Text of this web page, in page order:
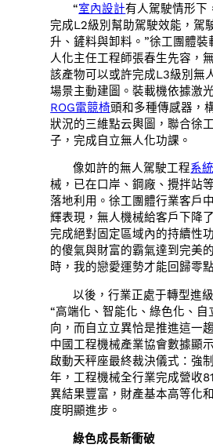
“室內設計有人駕駛情形下
完成L2級別幫助駕駛效能，駕
升、鏟料與卸料。”徐工團體裝
人化主任工程師張春生先容，
該產物可以或許完成L3級別無
場景主動建圖。裝載機依據激
ROG電競椅頭和多種傳感器，
狀況的三維點云輿圖，聯合徐
子，完成自立無人化功課。
像如許的無人駕駛工程系
械，已在口岸、鋼廠、攪拌站
落地利用。徐工團體行業客戶
輝表現，無人機械給客戶下降
完成絕對固定區域內的持續性
的傻氣與財富的霸氣達到完美
時，我的戀愛運勢才能回歸零
以後，行業正處于轉型進
“高端化、智能化、綠色化、自
向，而自立立異恰是推進這一
中國工程機械產業協會數據顯
啟動天秤座最終裁決儀式：強
年，工程機械全行業完成營收
異結果豐富，財產基本高等化
度明顯進步。
綠色成長新衝破